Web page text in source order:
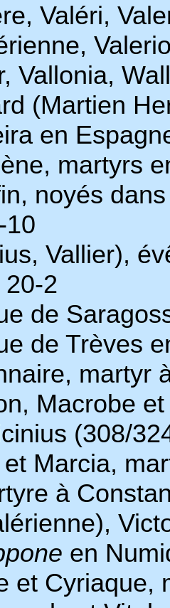
Valéri,
Vallonia,
(Martien
en
martyrs
noyés
10
Vallier),
2
de
de Trèves
martyr
Macrobe
(308/
et Marcia,
à
en
et Cyriaque,